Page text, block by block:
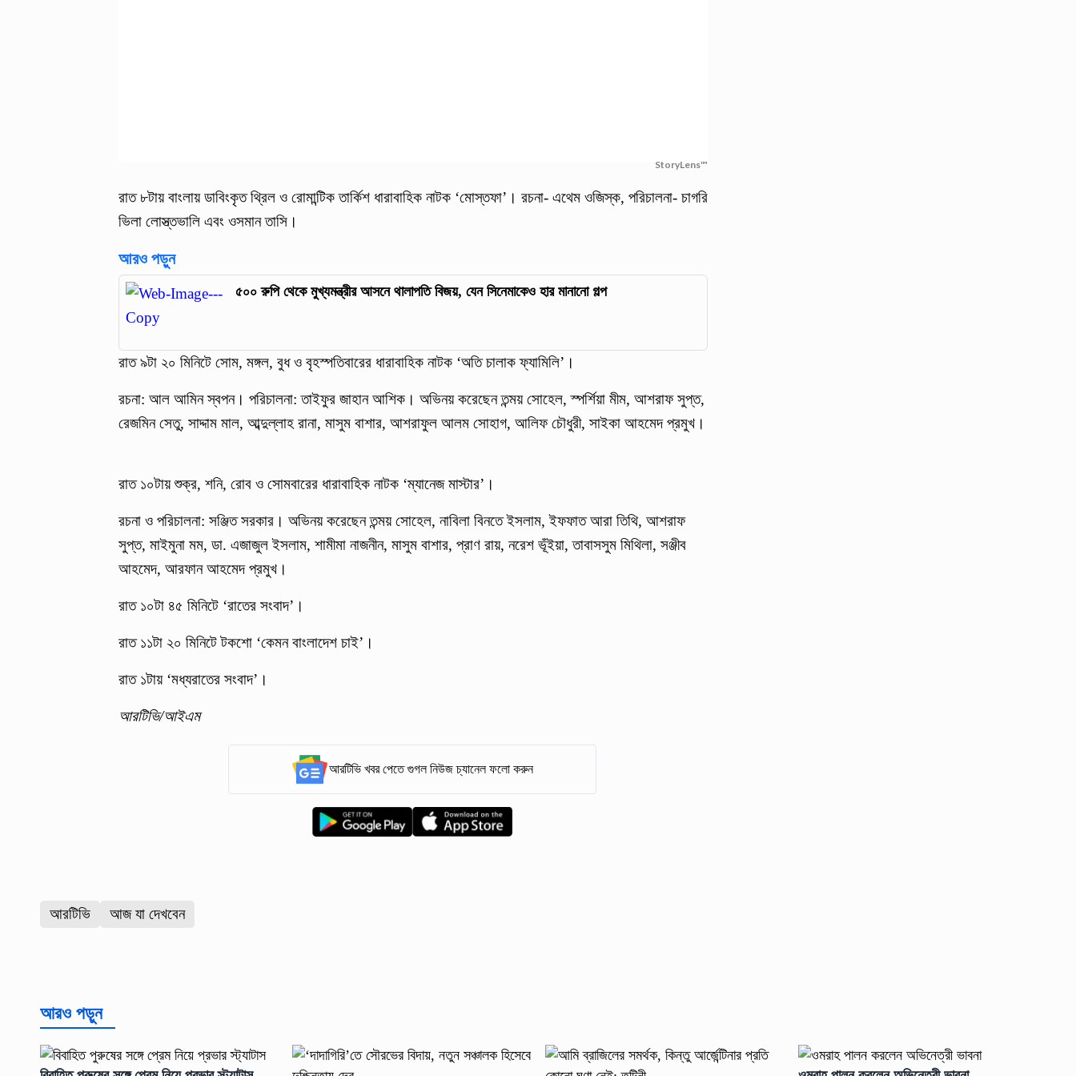
StoryLens™
রাত ৮টায় বাংলায় ডাবিংকৃত থ্রিল ও রোমান্টিক তার্কিশ ধারাবাহিক নাটক ‘মোস্তফা’। রচনা- এথেম ওজিস্ক, পরিচালনা- চাগরি
ভিলা লোস্ত্তভালি এবং ওসমান তাসি।
আরও পড়ুন
৫০০ রুপি থেকে মুখ্যমন্ত্রীর আসনে থালাপতি বিজয়, যেন সিনেমাকেও হার মানানো গল্প
রাত ৯টা ২০ মিনিটে সোম, মঙ্গল, বুধ ও বৃহস্পতিবারের ধারাবাহিক নাটক ‘অতি চালাক ফ্যামিলি’।
রচনা: আল আমিন স্বপন। পরিচালনা: তাইফুর জাহান আশিক। অভিনয় করেছেন তন্ময় সোহেল, স্পর্শিয়া মীম, আশরাফ সুপ্ত,
রেজমিন সেতু, সাদ্দাম মাল, আব্দুল্লাহ রানা, মাসুম বাশার, আশরাফুল আলম সোহাগ, আলিফ চৌধুরী, সাইকা আহমেদ প্রমুখ।
রাত ১০টায় শুক্র, শনি, রোব ও সোমবারের ধারাবাহিক নাটক ‘ম্যানেজ মাস্টার’।
রচনা ও পরিচালনা: সঞ্জিত সরকার। অভিনয় করেছেন তন্ময় সোহেল, নাবিলা বিনতে ইসলাম, ইফফাত আরা তিথি, আশরাফ
সুপ্ত, মাইমুনা মম, ডা. এজাজুল ইসলাম, শামীমা নাজনীন, মাসুম বাশার, প্রাণ রায়, নরেশ ভূঁইয়া, তাবাসসুম মিথিলা, সঞ্জীব
আহমেদ, আরফান আহমেদ প্রমুখ।
রাত ১০টা ৪৫ মিনিটে ‘রাতের সংবাদ’।
রাত ১১টা ২০ মিনিটে টকশো ‘কেমন বাংলাদেশ চাই’।
রাত ১টায় ‘মধ্যরাতের সংবাদ’।
আরটিভি/আইএম
আরটিভি খবর পেতে গুগল নিউজ চ্যানেল ফলো করুন
আরটিভি আজ যা দেখবেন
আরও পড়ুন